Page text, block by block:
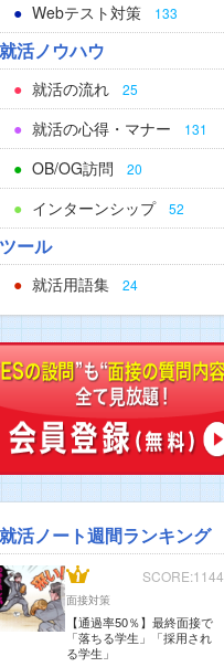
Webテスト対策 133
就活ノウハウ
就活の流れ 25
就活の心得・マナー 131
OB/OG訪問 20
インターンシップ 52
ツール
就活用語集 24
就活ノート週間ランキング
SCORE:1144
面接対策
【通過率50％】最終面接で
「落ちる学生」「採用され
る学生」